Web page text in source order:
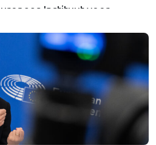
Instituut voor
“Ik begrijp niet waarom er
over genderonderwerpen